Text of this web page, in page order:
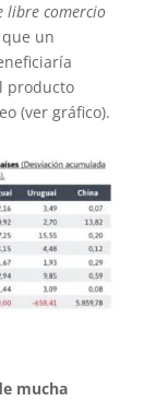
libre comercio
un
producto
(ver gráfico).
mucha